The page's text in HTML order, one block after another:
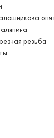
резьба